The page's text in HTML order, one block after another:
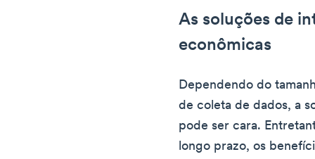
As soluções de
econômicas
Dependendo do
de coleta de dados, a
pode ser cara.
longo prazo, os